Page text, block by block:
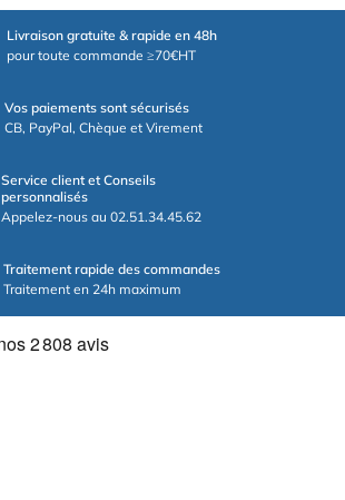
Livraison gratuite & rapide en 48h
pour toute commande ≥70€HT
Vos paiements sont sécurisés
CB, PayPal, Chèque et Virement
Service client et Conseils
personnalisés
Appelez-nous au 02.51.34.45.62
Traitement rapide des commandes
Traitement en 24h maximum